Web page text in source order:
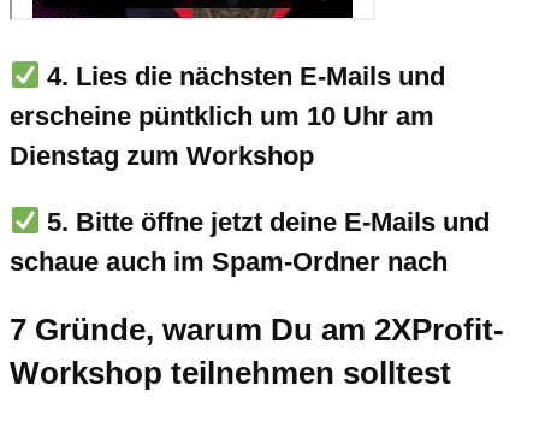
4. Lies die nächsten E-Mails und
erscheine püntklich um 10 Uhr am
Dienstag zum Workshop
5. Bitte öffne jetzt deine E-Mails und
schaue auch im Spam-Ordner nach
7 Gründe, warum Du am 2XProfit-
Workshop teilnehmen solltest